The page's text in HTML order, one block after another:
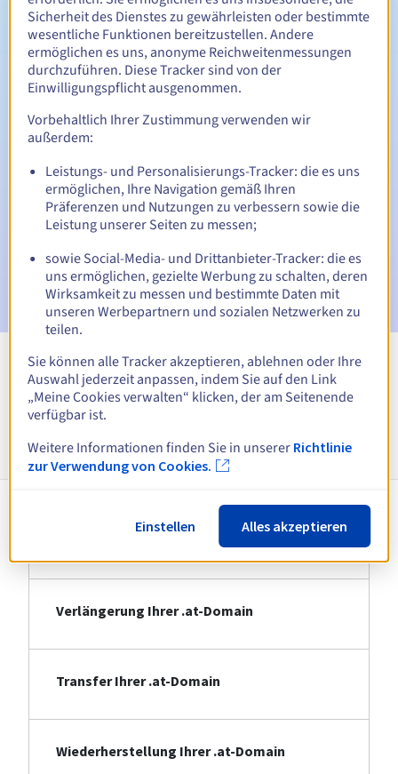
Rückgewinnungsfrist
Automatische Benachrichtigungen:
Ablaufdatum
E-Mail am Ablaufdatumzur Benachrichtigung über die
Sperrung des Domainnamens
E-Mail nach Ablauf der Rückgewinnungsfristzur
Benachrichtigung über die Löschung des Domainnamens
Alle Endungen anzeigen
Registrierung Ihrer .at-Domain
Verlängerung Ihrer .at-Domain
Transfer Ihrer .at-Domain
Wiederherstellung Ihrer .at-Domain
Sicherheit des Dienstes zu gewährleisten oder bestimmte
wesentliche Funktionen bereitzustellen. Andere
ermöglichen es uns, anonyme Reichweitenmessungen
durchzuführen. Diese Tracker sind von der
Einwilligungspflicht ausgenommen.
Vorbehaltlich Ihrer Zustimmung verwenden wir
außerdem:
Leistungs- und Personalisierungs-Tracker: die es uns
ermöglichen, Ihre Navigation gemäß Ihren
Präferenzen und Nutzungen zu verbessern sowie die
Leistung unserer Seiten zu messen;
sowie Social-Media- und Drittanbieter-Tracker: die es
uns ermöglichen, gezielte Werbung zu schalten, deren
Wirksamkeit zu messen und bestimmte Daten mit
unseren Werbepartnern und sozialen Netzwerken zu
teilen.
Sie können alle Tracker akzeptieren, ablehnen oder Ihre
Auswahl jederzeit anpassen, indem Sie auf den Link
„Meine Cookies verwalten“ klicken, der am Seitenende
verfügbar ist.
Weitere Informationen finden Sie in unserer Richtlinie
zur Verwendung von Cookies.
Einstellen Alles akzeptieren